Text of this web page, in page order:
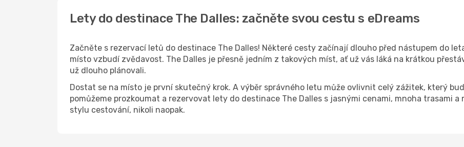
Lety do destinace The Dalles: začněte svou cestu s eDreams
Začněte s rezervací letů do destinace The Dalles! Některé cesty začínají dlouho před nástupem do
místo vzbudí zvědavost. The Dalles je přesně jedním z takových míst, ať už vás láká na krátkou
už dlouho plánovali.
Dostat se na místo je první skutečný krok. A výběr správného letu může ovlivnit celý zážitek, který
pomůžeme prozkoumat a rezervovat lety do destinace The Dalles s jasnými cenami, mnoha trasami a
stylu cestování, nikoli naopak.